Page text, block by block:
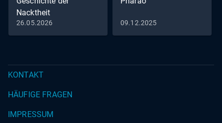
taucht ein in die Entstehungszeit des Romans. Er erzählt
seine Entwicklung entlang der Geschichte und der
und Tanz. Die Hauptrolle des Antihelden Franz Biberkopf
übernahm Bariton Evgueniy Alexiev, Regie führte
Wolfgang Nägele. Dirigentin Anne Hinrichsen leitete
Sängerensemble, Bielefelder Philharmoniker und
Bielefelder Opernchor.
Nacktheit
26.05.2026 09.12.2025
KONTAKT
HÄUFIGE FRAGEN
IMPRESSUM